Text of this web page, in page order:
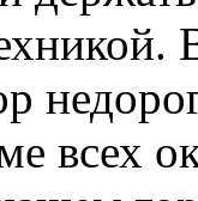
всех